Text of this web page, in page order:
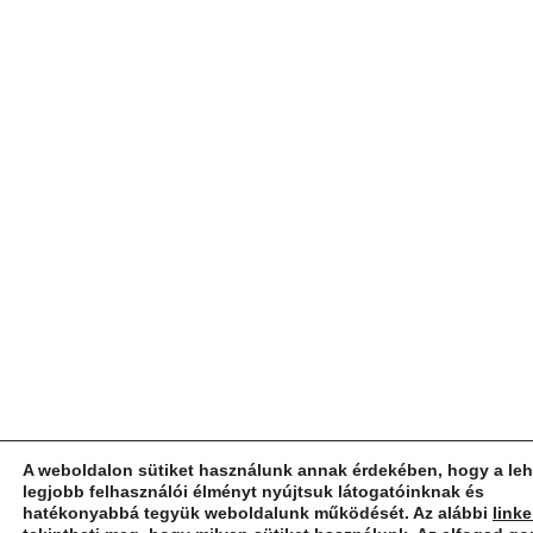
A weboldalon sütiket használunk annak érdekében, hogy a
legjobb felhasználói élményt nyújtsuk látogatóinknak és
hatékonyabbá tegyük weboldalunk működését. Az alábbi